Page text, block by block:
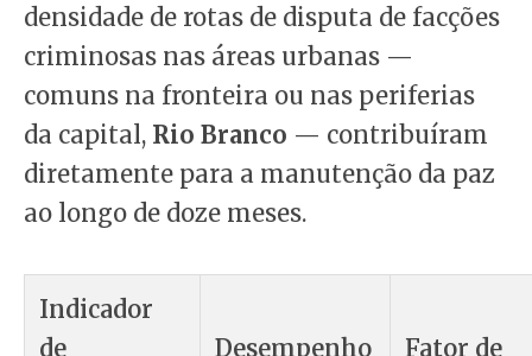
densidade de rotas de disputa de facções
criminosas nas áreas urbanas —
comuns na fronteira ou nas periferias
da capital, Rio Branco — contribuíram
diretamente para a manutenção da paz
ao longo de doze meses.
Indicador
de
Desempenho
Fator de